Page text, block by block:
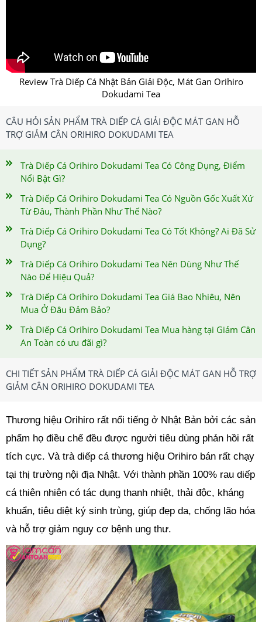
Review Trà Diếp Cá Nhật Bản Giải Độc, Mát Gan Orihiro
Dokudami Tea
CÂU HỎI SẢN PHẨM TRÀ DIẾP CÁ GIẢI ĐỘC MÁT GAN HỖ
TRỢ GIẢM CÂN ORIHIRO DOKUDAMI TEA
Trà Diếp Cá Orihiro Dokudami Tea Có Công Dụng, Điểm
Nổi Bật Gì?
Trà Diếp Cá Orihiro Dokudami Tea Có Nguồn Gốc Xuất Xứ
Từ Đâu, Thành Phần Như Thế Nào?
Trà Diếp Cá Orihiro Dokudami Tea Có Tốt Không? Ai Đã Sử
Dụng?
Trà Diếp Cá Orihiro Dokudami Tea Nên Dùng Như Thế
Nào Để Hiệu Quả?
Trà Diếp Cá Orihiro Dokudami Tea Giá Bao Nhiêu, Nên
Mua Ở Đâu Đảm Bảo?
Trà Diếp Cá Orihiro Dokudami Tea Mua hàng tại Giảm Cân
An Toàn có ưu đãi gì?
CHI TIẾT SẢN PHẨM TRÀ DIẾP CÁ GIẢI ĐỘC MÁT GAN HỖ TRỢ
GIẢM CÂN ORIHIRO DOKUDAMI TEA
Thương hiệu Orihiro rất nổi tiếng ở Nhật Bản bởi các sản
phẩm họ điều chế đều được người tiêu dùng phản hồi rất
tích cực. Và trà diếp cá thương hiệu Orihiro bán rất chạy
tại thị trường nội địa Nhật. Với thành phần 100% rau diếp
cá thiên nhiên có tác dụng thanh nhiệt, thải độc, kháng
khuẩn, tiêu diệt ký sinh trùng, giúp đẹp da, chống lão hóa
và hỗ trợ giảm nguy cơ bệnh ung thư.